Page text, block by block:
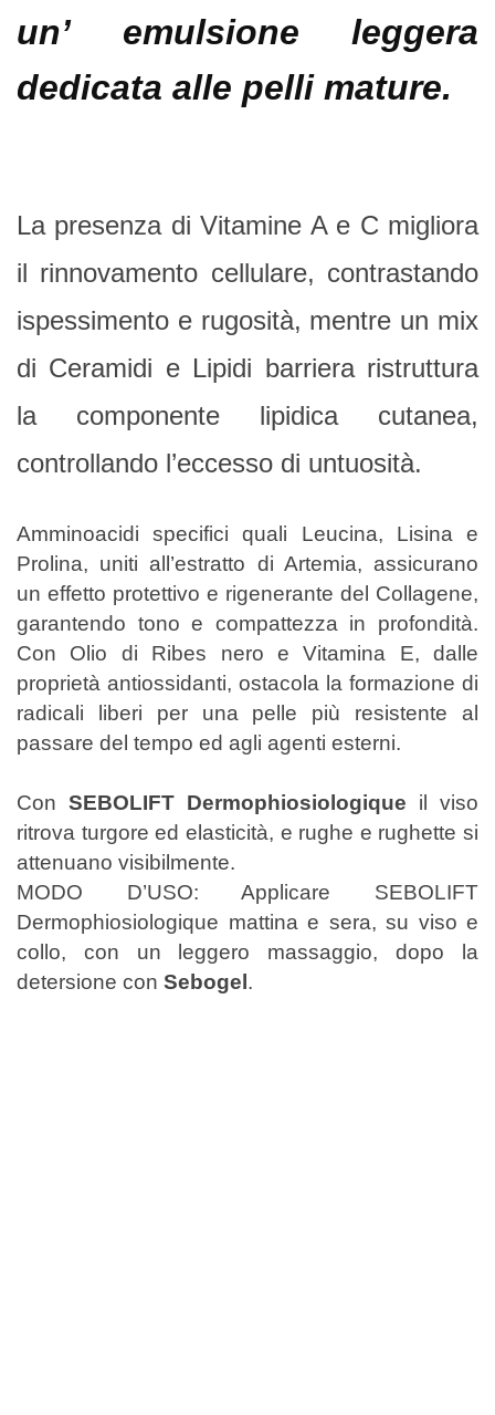
un’ emulsione leggera
dedicata alle pelli mature.
La presenza di Vitamine A e C migliora
il rinnovamento cellulare, contrastando
ispessimento e rugosità, mentre un mix
di Ceramidi e Lipidi barriera ristruttura
la componente lipidica cutanea,
controllando l’eccesso di untuosità.
Amminoacidi specifici quali Leucina, Lisina e
Prolina, uniti all’estratto di Artemia, assicurano
un effetto protettivo e rigenerante del Collagene,
garantendo tono e compattezza in profondità.
Con Olio di Ribes nero e Vitamina E, dalle
proprietà antiossidanti, ostacola la formazione di
radicali liberi per una pelle più resistente al
passare del tempo ed agli agenti esterni.
Con SEBOLIFT Dermophiosiologique il viso
ritrova turgore ed elasticità, e rughe e rughette si
attenuano visibilmente.
MODO D’USO: Applicare SEBOLIFT
Dermophiosiologique mattina e sera, su viso e
collo, con un leggero massaggio, dopo la
detersione con Sebogel .